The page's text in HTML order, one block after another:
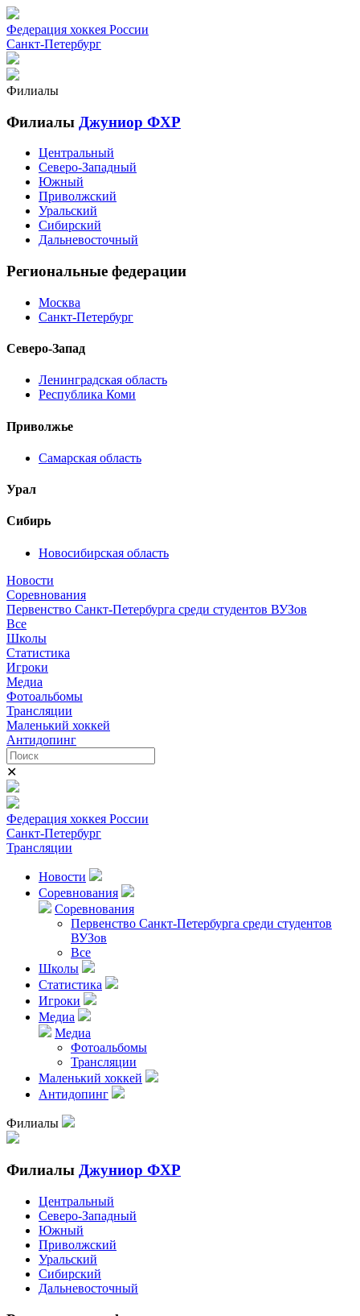
Федерация хоккея России
Санкт-Петербург
Филиалы
Филиалы Джуниор ФХР
Центральный
Северо-Западный
Южный
Приволжский
Уральский
Сибирский
Дальневосточный
Региональные федерации
Москва
Санкт-Петербург
Северо-Запад
Ленинградская область
Республика Коми
Приволжье
Самарская область
Урал
Сибирь
Новосибирская область
Новости
Соревнования
Первенство Санкт-Петербурга среди студентов ВУЗов
Все
Школы
Статистика
Игроки
Медиа
Фотоальбомы
Трансляции
Маленький хоккей
Антидопинг
✕
Федерация хоккея России
Санкт-Петербург
Трансляции
Новости
Соревнования
Соревнования
Первенство Санкт-Петербурга среди студентов
ВУЗов
Все
Школы
Статистика
Игроки
Медиа
Медиа
Фотоальбомы
Трансляции
Маленький хоккей
Антидопинг
Филиалы
Филиалы Джуниор ФХР
Центральный
Северо-Западный
Южный
Приволжский
Уральский
Сибирский
Дальневосточный